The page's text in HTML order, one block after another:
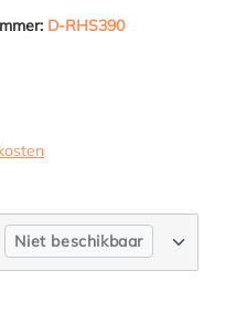
D-RHS390
Niet beschikbaar